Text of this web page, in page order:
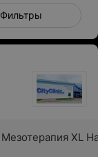
Фильтры
Мезотерапия XL